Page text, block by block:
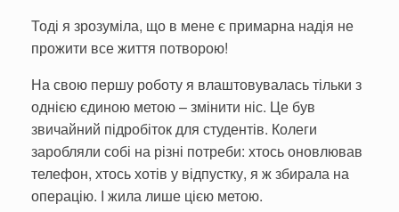
Тоді я зрозуміла, що в мене є примарна надія не
прожити все життя потворою!
На свою першу роботу я влаштовувалась тільки з
однією єдиною метою – змінити ніс. Це був
звичайний підробіток для студентів. Колеги
заробляли собі на різні потреби: хтось оновлював
телефон, хтось хотів у відпустку, я ж збирала на
операцію. І жила лише цією метою.